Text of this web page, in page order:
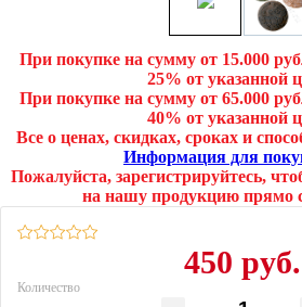
При покупке на сумму от 15.000
25% от указанной
При покупке на сумму от 65.000
40% от указанной
Все о ценах, скидках, сроках и
Информация для
Пожалуйста, зарегистрируйтесь,
на нашу продукцию прямо с
450 руб.
Количество